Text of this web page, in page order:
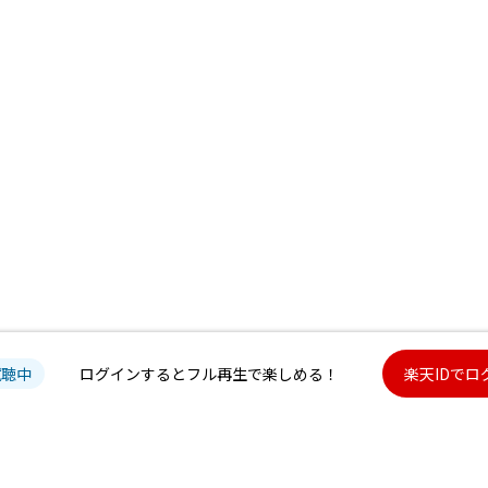
中 ログインするとフル再生で楽しめる！ 楽天IDでロ